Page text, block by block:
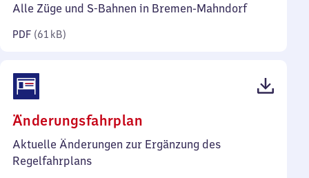
Alle Züge und S-Bahnen in Bremen-Mahndorf
PDF (61 kB)
Änderungsfahrplan
131
Aktuelle Änderungen zur Ergänzung des
Regelfahrplans